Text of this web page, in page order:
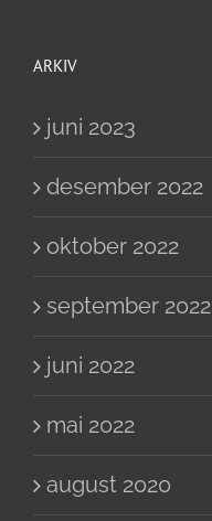
ARKIV
juni 2023
desember 2022
oktober 2022
september 2022
juni 2022
mai 2022
august 2020